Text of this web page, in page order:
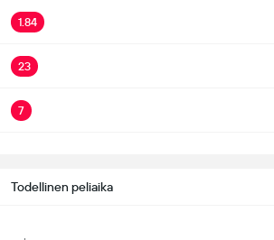
1.84
23
7
Todellinen peliaika